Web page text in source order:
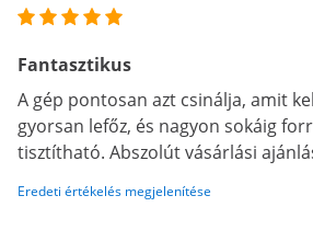
Fantasztikus
A gép pontosan azt csinálja, amit
gyorsan lefőz, és nagyon sokáig
tisztítható. Abszolút vásárlási
Eredeti értékelés megjelenítése